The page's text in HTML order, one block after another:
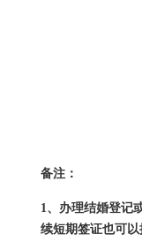
备注：
1、办理结婚登记
续短期签证也可以